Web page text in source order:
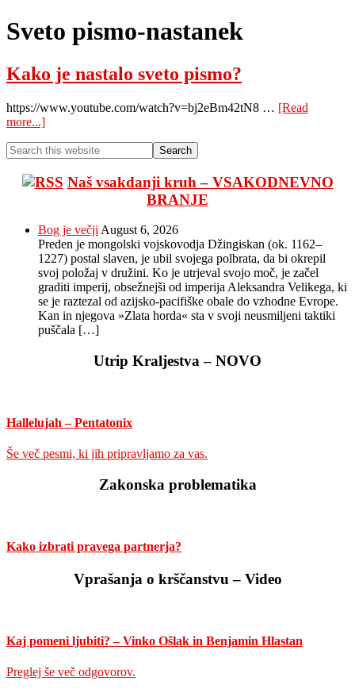
Sveto pismo-nastanek
Kako je nastalo sveto pismo?
https://www.youtube.com/watch?v=bj2eBm42tN8 … [Read
more...]about
je
sveto
pismo?
Primary
Sidebar
Search
this
website
Naš vsakdanji kruh – VSAKODNEVNO
BRANJE
Bog je večji August 6, 2026
Preden je mongolski vojskovodja Džingiskan (ok. 1162–
1227) postal slaven, je ubil svojega polbrata, da bi okrepil
svoj položaj v družini. Ko je utrjeval svojo moč, je začel
graditi imperij, obsežnejši od imperija Aleksandra Velikega, ki
se je raztezal od azijsko-pacifiške obale do vzhodne Evrope.
Kan in njegova »Zlata horda« sta v svoji neusmiljeni taktiki
puščala […]
Utrip Kraljestva – NOVO
Hallelujah – Pentatonix
Še več pesmi, ki jih pripravljamo za vas.
Zakonska problematika
Kako izbrati pravega partnerja?
Vprašanja o krščanstvu – Video
Kaj pomeni ljubiti? – Vinko Ošlak in Benjamin Hlastan
Preglej še več odgovorov.